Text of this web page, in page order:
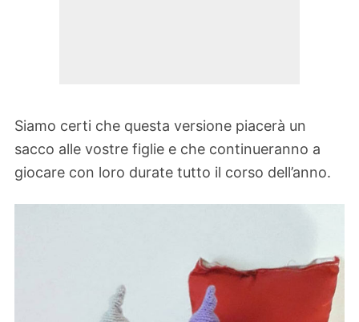
Siamo certi che questa versione piacerà un
sacco alle vostre figlie e che continueranno a
giocare con loro durate tutto il corso dell’anno.